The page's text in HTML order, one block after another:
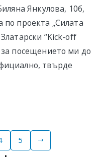
Янкулова, 10б,
проекта „Силата
“Kick-off
посещението ми до
твърде
5